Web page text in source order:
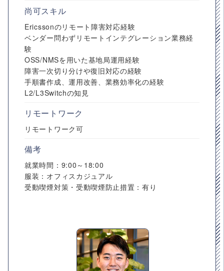
尚可スキル
Ericssonのリモート障害対応経験
ベンダー問わずリモートインテグレーション業務経
験
OSS/NMSを用いた基地局運用経験
障害一次切り分けや復旧対応の経験
手順書作成、運用改善、業務効率化の経験
L2/L3Switchの知見
リモートワーク
リモートワーク可
備考
就業時間：9:00～18:00
服装：オフィスカジュアル
受動喫煙対策・受動喫煙防止措置：有り